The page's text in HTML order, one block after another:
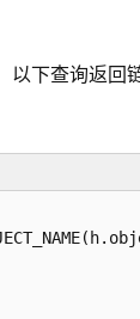
以下查询返回